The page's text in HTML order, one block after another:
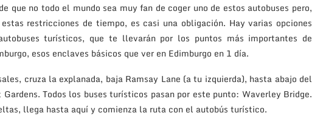
que no todo el mundo sea muy fan de coger uno de estos autobuses pero,
restricciones de tiempo, es casi una obligación. Hay varias opciones
turísticos, que te llevarán por los puntos más importantes de
esos enclaves básicos que ver en Edimburgo en 1 día.
cruza la explanada, baja Ramsay Lane (a tu izquierda), hasta abajo del
Todos los buses turísticos pasan por este punto: Waverley Bridge.
llega hasta aquí y comienza la ruta con el autobús turístico.